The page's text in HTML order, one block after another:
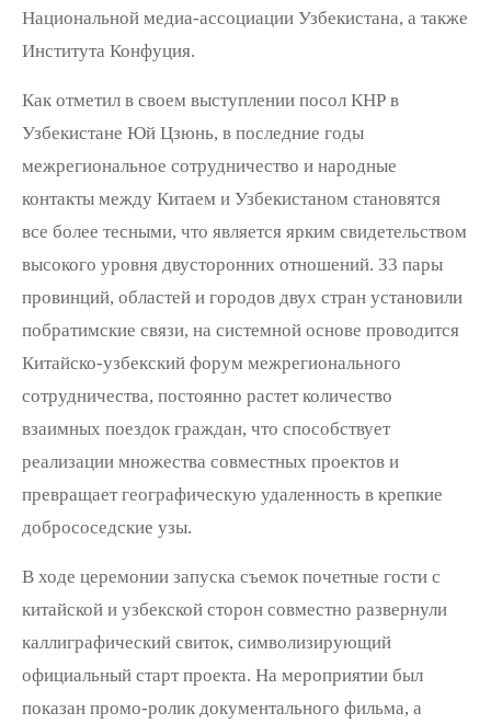
Национальной медиа-ассоциации Узбекистана, а также
Института Конфуция.
Как отметил в своем выступлении посол КНР в
Узбекистане Юй Цзюнь, в последние годы
межрегиональное сотрудничество и народные
контакты между Китаем и Узбекистаном становятся
все более тесными, что является ярким свидетельством
высокого уровня двусторонних отношений. 33 пары
провинций, областей и городов двух стран установили
побратимские связи, на системной основе проводится
Китайско-узбекский форум межрегионального
сотрудничества, постоянно растет количество
взаимных поездок граждан, что способствует
реализации множества совместных проектов и
превращает географическую удаленность в крепкие
добрососедские узы.
В ходе церемонии запуска съемок почетные гости с
китайской и узбекской сторон совместно развернули
каллиграфический свиток, символизирующий
официальный старт проекта. На мероприятии был
показан промо-ролик документального фильма, а